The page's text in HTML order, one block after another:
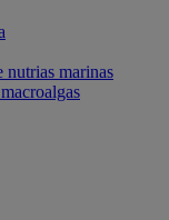
nutrias marinas